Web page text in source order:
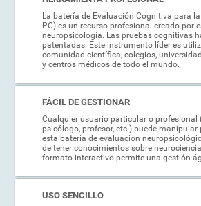
La batería de Evaluación Cognitiva para
PC) es un recurso profesional creado por
neuropsicología. Las pruebas cognitivas
patentadas. Este instrumento líder es
comunidad científica, colegios,
y centros médicos de todo el mundo.
FÁCIL DE GESTIONAR
Cualquier usuario particular o profesional
psicólogo, profesor, etc.) puede manipular
esta batería de evaluación
de tener conocimientos sobre
formato interactivo permite una gestión
USO SENCILLO